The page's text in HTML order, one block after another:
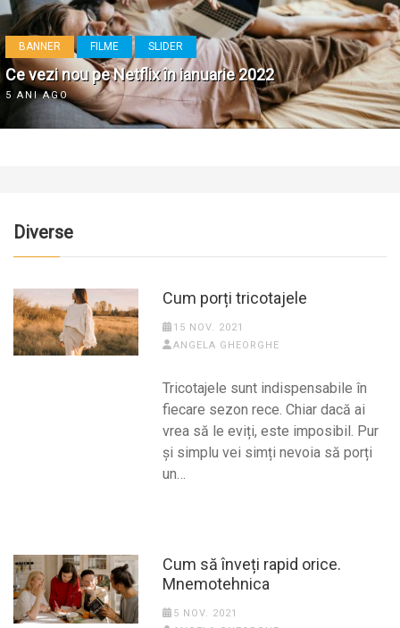
BANNER FILME SLIDER
Ce vezi nou pe Netflix în ianuarie 2022
5 ANI AGO
Diverse
Cum porți tricotajele
15 NOV. 2021
ANGELA GHEORGHE
Tricotajele sunt indispensabile în
fiecare sezon rece. Chiar dacă ai
vrea să le eviți, este imposibil. Pur
și simplu vei simți nevoia să porți
un…
Cum să înveți rapid orice.
Mnemotehnica
5 NOV. 2021